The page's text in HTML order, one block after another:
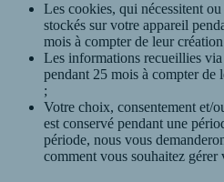
Les cookies, qui nécessitent
stockés sur votre appareil
mois à compter de leur
Les informations recueillies
pendant 25 mois à compter de
;
Votre choix, consentement et/
est conservé pendant une
période, nous vous
comment vous souhaitez